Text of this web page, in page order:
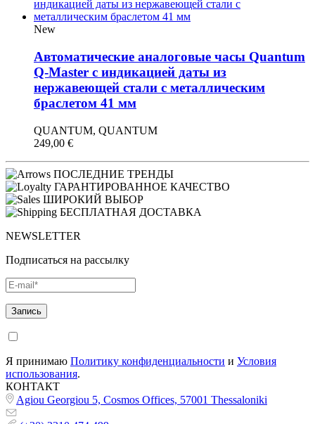
New
Автоматические аналоговые часы Quantum
Q-Master с индикацией даты из
нержавеющей стали с металлическим
браслетом 41 мм
QUANTUM, QUANTUM
249,00 €
ПОСЛЕДНИЕ ТРЕНДЫ
ГАРАНТИРОВАННОЕ КАЧЕСТВО
ШИРОКИЙ ВЫБОР
БЕСПЛАТНАЯ ДОСТАВКА
NEWSLETTER
Подписаться на рассылку
Я принимаю Политику конфиденциальности и Условия
использования.
КОНТАКТ
Agiou Georgiou 5, Cosmos Offices, 57001 Thessaloniki